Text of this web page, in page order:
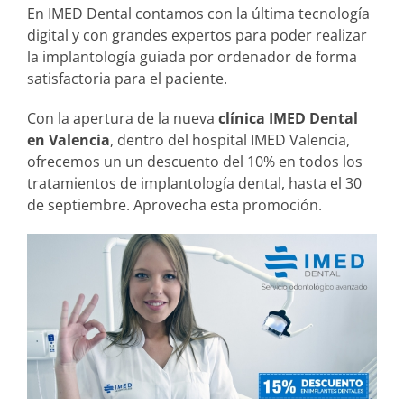
En IMED Dental contamos con la última tecnología
digital y con grandes expertos para poder realizar
la implantología guiada por ordenador de forma
satisfactoria para el paciente.
Con la apertura de la nueva clínica IMED Dental
en Valencia, dentro del hospital IMED Valencia,
ofrecemos un un descuento del 10% en todos los
tratamientos de implantología dental, hasta el 30
de septiembre. Aprovecha esta promoción.